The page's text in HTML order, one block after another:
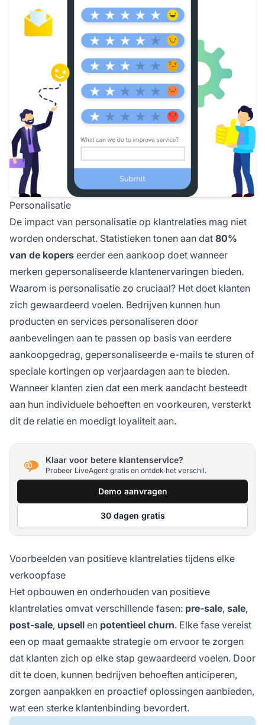
Personalisatie
De impact van personalisatie op klantrelaties mag niet
worden onderschat. Statistieken tonen aan dat 80%
van de kopers eerder een aankoop doet wanneer
merken gepersonaliseerde klantenervaringen bieden.
Waarom is personalisatie zo cruciaal? Het doet klanten
zich gewaardeerd voelen. Bedrijven kunnen hun
producten en services personaliseren door
aanbevelingen aan te passen op basis van eerdere
aankoopgedrag, gepersonaliseerde e-mails te sturen of
speciale kortingen op verjaardagen aan te bieden.
Wanneer klanten zien dat een merk aandacht besteedt
aan hun individuele behoeften en voorkeuren, versterkt
dit de relatie en moedigt loyaliteit aan.
Klaar voor betere klantenservice?
Probeer LiveAgent gratis en ontdek het verschil.
Demo aanvragen
30 dagen gratis
Voorbeelden van positieve klantrelaties tijdens elke
verkoopfase
Het opbouwen en onderhouden van positieve
klantrelaties omvat verschillende fasen: pre-sale, sale,
post-sale, upsell en potentieel churn. Elke fase vereist
een op maat gemaakte strategie om ervoor te zorgen
dat klanten zich op elke stap gewaardeerd voelen. Door
dit te doen, kunnen bedrijven behoeften anticiperen,
zorgen aanpakken en proactief oplossingen aanbieden,
wat een sterke klantenbinding bevordert.